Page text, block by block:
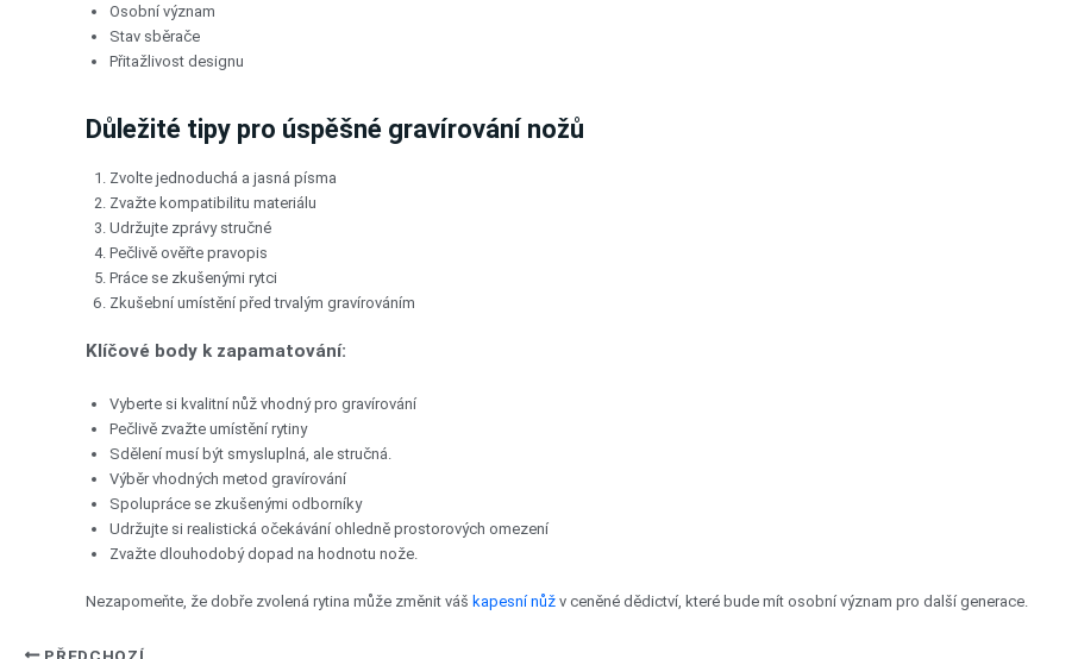
Osobní význam
Stav sběrače
Přitažlivost designu
Důležité tipy pro úspěšné gravírování nožů
Zvolte jednoduchá a jasná písma
Zvažte kompatibilitu materiálu
Udržujte zprávy stručné
Pečlivě ověřte pravopis
Práce se zkušenými rytci
Zkušební umístění před trvalým gravírováním
Klíčové body k zapamatování:
Vyberte si kvalitní nůž vhodný pro gravírování
Pečlivě zvažte umístění rytiny
Sdělení musí být smysluplná, ale stručná.
Výběr vhodných metod gravírování
Spolupráce se zkušenými odborníky
Udržujte si realistická očekávání ohledně prostorových omezení
Zvažte dlouhodobý dopad na hodnotu nože.
Nezapomeňte, že dobře zvolená rytina může změnit váš kapesní nůž v ceněné dědictví, které bude mít osobní význam pro další generace.
PŘEDCHOZÍ